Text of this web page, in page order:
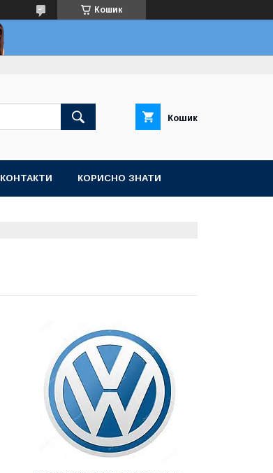
Кошик
Кошик
КОНТАКТИ КОРИСНО ЗНАТИ